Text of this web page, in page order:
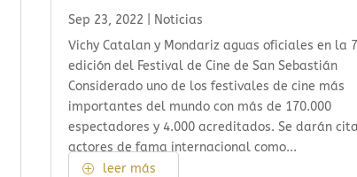
Sep 23, 2022
Noticias
Vichy Catalan y Mondariz aguas oficiales en la
edición del Festival de Cine de San Sebastián
Considerado uno de los festivales de cine más
importantes del mundo con más de 170.000
espectadores y 4.000 acreditados. Se darán
actores de fama internacional como...
leer más